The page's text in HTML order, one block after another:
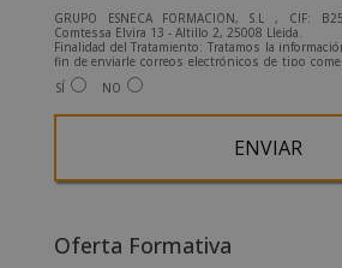
GRUPO ESNECA FORMACIÓN, S.L , CIF:
Comtessa Elvira 13 - Altillo 2, 25008 Lleida.
Finalidad del Tratamiento: Tratamos la
fin de enviarle correos electrónicos de tipo
productos ofrecidos y otros tipo de productos
Legitimación del tratamiento: Consentimiento del
dirigiéndose a la dirección
Desea recibir información comercial (vía telefónica
SÍ NO
lOferta Formativa